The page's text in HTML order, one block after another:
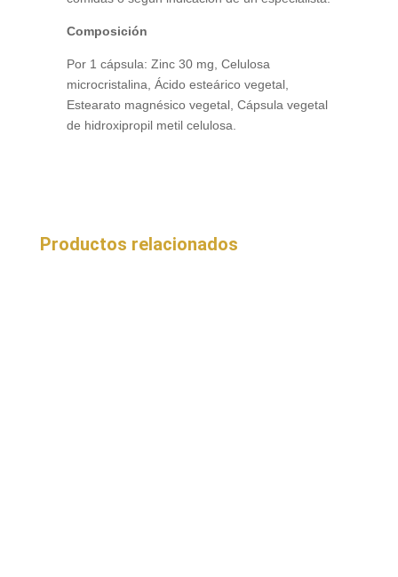
Composición
Por 1 cápsula: Zinc 30 mg, Celulosa
microcristalina, Ácido esteárico vegetal,
Estearato magnésico vegetal, Cápsula vegetal
de hidroxipropil metil celulosa.
Productos relacionados